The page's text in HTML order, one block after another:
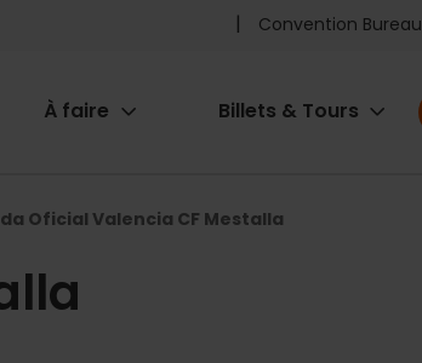
Pre
header
Convention Bureau
À faire Billets & Tours
Oficial Valencia CF Mestalla